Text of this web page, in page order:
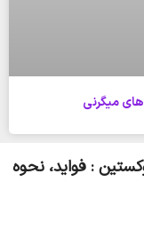
: فواید، نحوه